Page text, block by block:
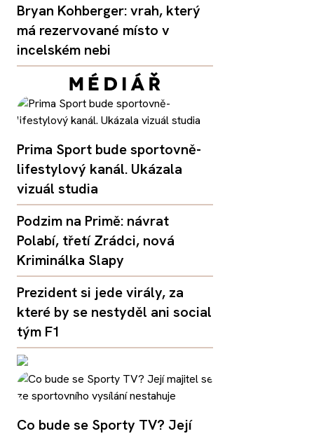
Bryan Kohberger: vrah, který
má rezervované místo v
incelském nebi
Prima Sport bude sportovně-
lifestylový kanál. Ukázala
vizuál studia
Podzim na Primě: návrat
Polabí, třetí Zrádci, nová
Kriminálka Slapy
Prezident si jede virály, za
které by se nestyděl ani social
tým F1
Co bude se Sporty TV? Její